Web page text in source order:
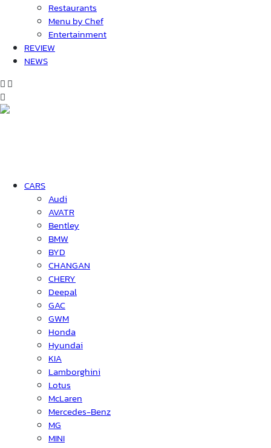
Restaurants
Menu by Chef
Entertainment
REVIEW
NEWS
CARS
Audi
AVATR
Bentley
BMW
BYD
CHANGAN
CHERY
Deepal
GAC
GWM
Honda
Hyundai
KIA
Lamborghini
Lotus
McLaren
Mercedes-Benz
MG
MINI